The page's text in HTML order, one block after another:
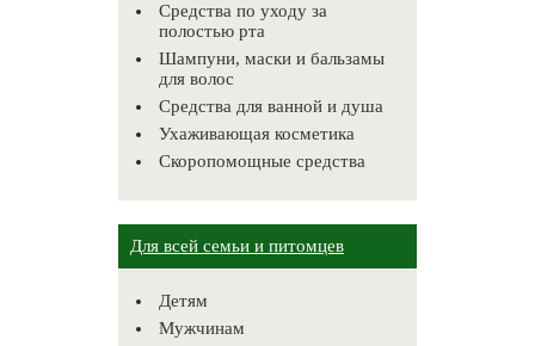
Средства по уходу за
полостью рта
Шампуни, маски и бальзамы
для волос
Средства для ванной и душа
Ухаживающая косметика
Скоропомощные средства
Для всей семьи и питомцев
Детям
Мужчинам